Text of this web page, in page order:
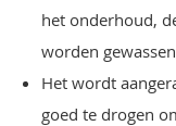
het onderhoud,
worden
Het wordt
goed te drogen